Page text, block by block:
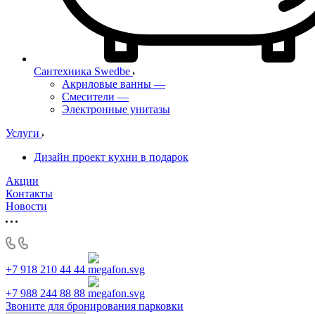
Сантехника Swedbe
Акриловые ванны —
Смесители —
Электронные унитазы
Услуги
Дизайн проект кухни в подарок
Акции
Контакты
Новости
+7 918 210 44 44
+7 988 244 88 88
Звоните для бронирования парковки